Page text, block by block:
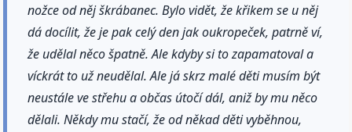
nožce od něj škrábanec. Bylo vidět, že křikem se u něj
dá docílit, že je pak celý den jak oukropeček, patrně ví,
že udělal něco špatně. Ale kdyby si to zapamatoval a
víckrát to už neudělal. Ale já skrz malé děti musím být
neustále ve střehu a občas útočí dál, aniž by mu něco
dělali. Někdy mu stačí, že od někad děti vyběhnou,